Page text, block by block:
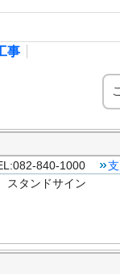
事
840-1000
スタンドサイン